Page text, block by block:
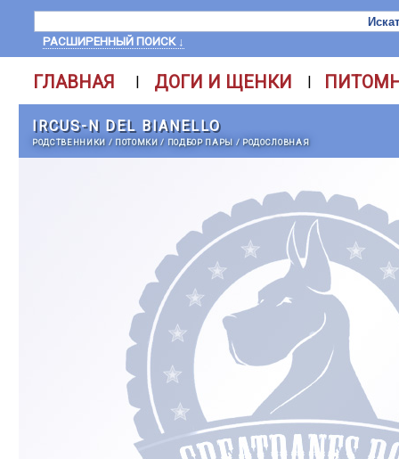
РАСШИРЕННЫЙ ПОИСК ↓
ГЛАВНАЯ | ДОГИ И ЩЕНКИ |
IRCUS-N DEL BIANELLO
РОДСТВЕННИКИ / ПОТОМКИ/ ПОДБОР ПАРЫ / РОДОСЛОВНАЯ